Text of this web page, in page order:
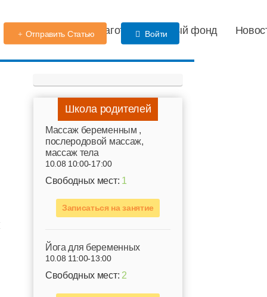
Детский сад Благотворительный фонд
Отправить Статью Войти
Школа родителей
Mассаж беременным ,
послеродовой массаж,
массаж тела
10.08 10:00-17:00
Свободных мест: 1
Записаться на занятие
Йога для беременных
10.08 11:00-13:00
Свободных мест: 2